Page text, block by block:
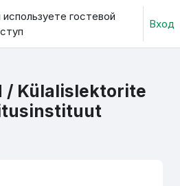
строки
гостевой
Вход
/ Külalislektorite